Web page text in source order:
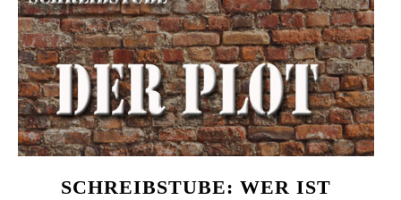
SCHREIBSTUBE: WER IST